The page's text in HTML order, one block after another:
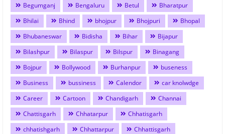
Begumganj
Bengaluru Betul
Bharatpur
Bhilai
Bhind bhojpur Bhojpuri
Bhopal
Bhubaneswar
Bidisha Bihar
Bijapur
Bilashpur
Bilaspur Bilspur
Binagang
Bojpur
Bollywood Burhanpur
buseness
Business
bussiness Calendor
car knolwdge
Career
Cartoon Chandigarh
Channai
Chattisgarh
Chhatarpur
Chhatisgarh
chhatishgarh
Chhattarpur
Chhattisgarh